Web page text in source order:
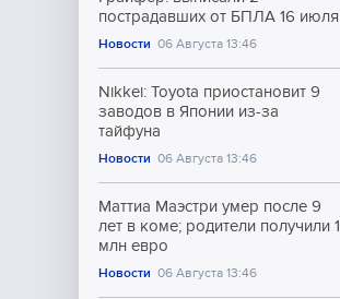
пострадавших от БПЛА 16 июля
Новости 06 Августа 13:46
Nikkei: Toyota приостановит 9
заводов в Японии из-за
тайфуна
Новости 06 Августа 13:46
Маттиа Маэстри умер после 9
лет в коме; родители получили 1
млн евро
Новости 06 Августа 13:46